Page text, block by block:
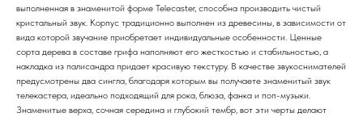
выполненная в знаменитой форме Telecaster, способна производить чистый
кристальный звук. Корпус традиционно выполнен из древесины, в зависимости от
вида которой звучание приобретает индивидуальные особенности. Ценные
сорта дерева в составе грифа наполняют его жесткостью и стабильностью, а
накладка из палисандра придает красивую текстуру. В качестве звукоснимателей
предусмотрены два сингла, благодаря которым вы получаете знаменитый звук
телекастера, идеально подходящий для рока, блюза, фанка и поп-музыки.
Знаменитые верха, сочная середина и глубокий тембр, вот эти черты делают